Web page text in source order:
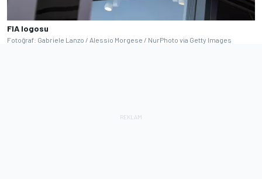
FIA logosu
Fotoğraf: Gabriele Lanzo / Alessio Morgese / NurPhoto via Getty Images